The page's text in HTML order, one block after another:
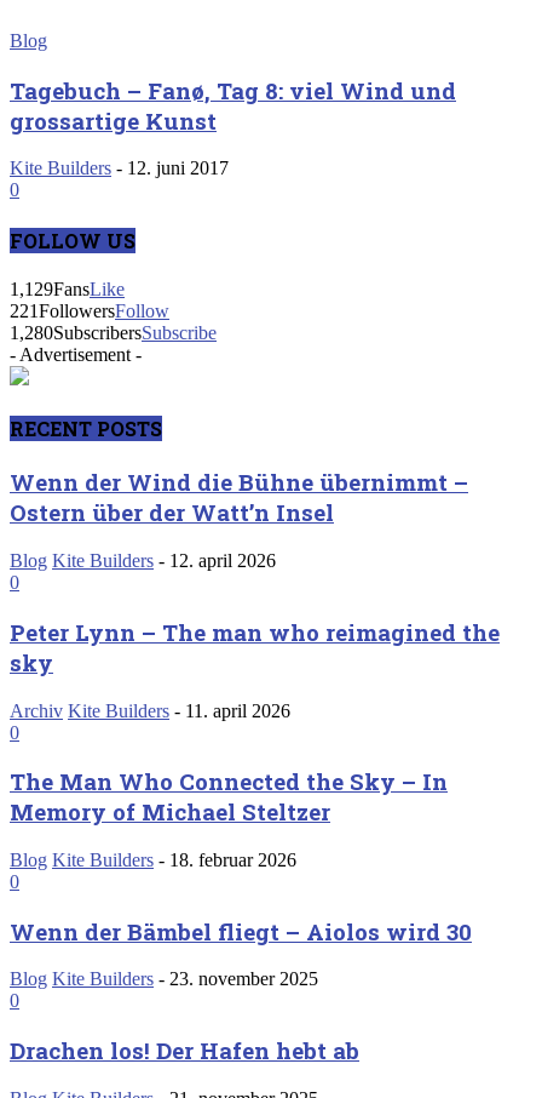
Blog
Tagebuch – Fanø, Tag 8: viel Wind und
grossartige Kunst
Kite Builders - 12. juni 2017
0
FOLLOW US
1,129FansLike
221FollowersFollow
1,280SubscribersSubscribe
- Advertisement -
RECENT POSTS
Wenn der Wind die Bühne übernimmt –
Ostern über der Watt’n Insel
Blog Kite Builders - 12. april 2026
0
Peter Lynn – The man who reimagined the
sky
Archiv Kite Builders - 11. april 2026
0
The Man Who Connected the Sky – In
Memory of Michael Steltzer
Blog Kite Builders - 18. februar 2026
0
Wenn der Bämbel fliegt – Aiolos wird 30
Blog Kite Builders - 23. november 2025
0
Drachen los! Der Hafen hebt ab